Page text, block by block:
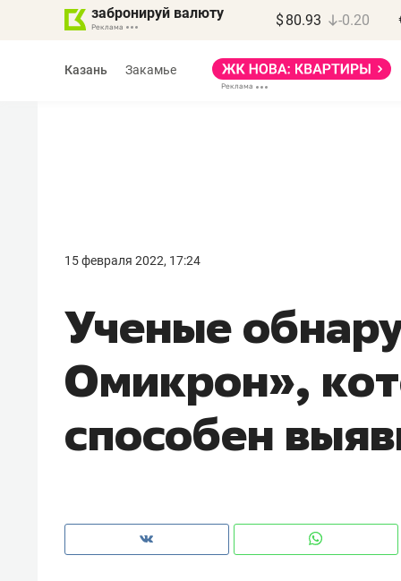
забронируй валюту $ 80.93 -0.20
Казань Закамье
15 февраля 2022, 17:24
Ученые
Омикрон»,
способен
правил, бизнес может
потерять минимум
Как бизнесу выйти на зарубежные
рынки, почему надо знать
чем интересен Оман?